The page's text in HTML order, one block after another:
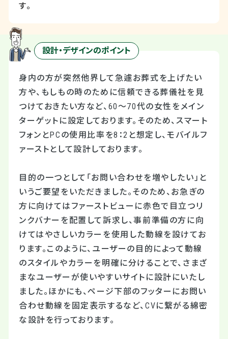
す。
設計・デザインのポイント
身内の方が突然他界して急遽お葬式を上げたい
方や、もしもの時のために信頼できる葬儀社を見
つけておきたい方など、60～70代の女性をメイン
ターゲットに設定しております。そのため、スマート
フォンとPCの使用比率を8：2と想定し、モバイルフ
ァーストとして設計しております。
目的の一つとして「お問い合わせを増やしたい」と
いうご要望をいただきました。そのため、お急ぎの
方に向けてはファーストビューに赤色で目立つリ
ンクバナーを配置して訴求し、事前準備の方に向
けてはやさしいカラーを使用した動線を設けてお
ります。このように、ユーザーの目的によって動線
のスタイルやカラーを明確に分けることで、さまざ
まなユーザーが使いやすいサイトに設計にいたし
ました。ほかにも、ページ下部のフッターにお問い
合わせ動線を固定表示するなど、CVに繋がる綿密
な設計を行っております。